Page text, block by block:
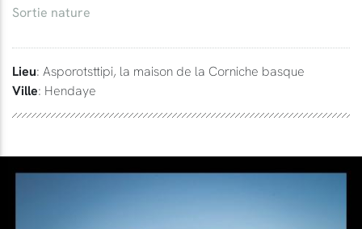
Sortie nature
Lieu: Asporotsttipi, la maison de la Corniche basque
Ville: Hendaye